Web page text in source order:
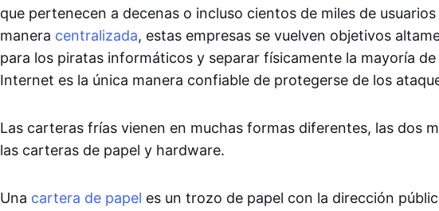
que pertenecen a decenas o incluso cientos de miles de usuarios
manera centralizada, estas empresas se vuelven objetivos
para los piratas informáticos y separar físicamente la mayoría de
Internet es la única manera confiable de protegerse de los
Las carteras frías vienen en muchas formas diferentes, las dos
las carteras de papel y hardware.
Una cartera de papel es un trozo de papel con la dirección